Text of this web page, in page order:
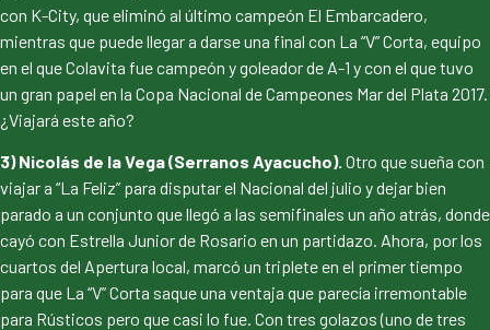
con K-City, que eliminó al último campeón El Embarcadero,
mientras que puede llegar a darse una final con La “V” Corta, equipo
en el que Colavita fue campeón y goleador de A-1 y con el que tuvo
un gran papel en la Copa Nacional de Campeones Mar del Plata 2017.
¿Viajará este año?
3) Nicolás de la Vega (Serranos Ayacucho). Otro que sueña con
viajar a “La Feliz” para disputar el Nacional del julio y dejar bien
parado a un conjunto que llegó a las semifinales un año atrás, donde
cayó con Estrella Junior de Rosario en un partidazo. Ahora, por los
cuartos del Apertura local, marcó un triplete en el primer tiempo
para que La “V” Corta saque una ventaja que parecía irremontable
para Rústicos pero que casi lo fue. Con tres golazos (uno de tres